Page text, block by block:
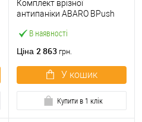
В наявності
Комплект врізної
антипаніки ABARO BPush
червоний із замком та
Ціна 2 863 грн.
У кошик
Купити в 1 клік